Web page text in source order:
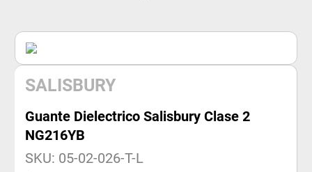
SALISBURY
Guante Dielectrico Salisbury Clase 2
NG216YB
SKU: 05-02-026-T-L